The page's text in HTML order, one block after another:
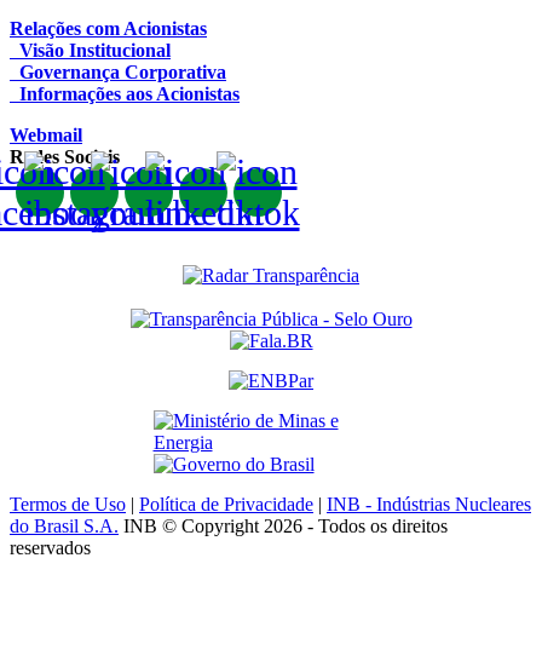
Relações com Acionistas
Visão Institucional
Governança Corporativa
Informações aos Acionistas
Webmail
Redes Sociais
Termos de Uso | Política de Privacidade | INB - Indústrias Nucleares
do Brasil S.A. INB © Copyright 2026 - Todos os direitos
reservados